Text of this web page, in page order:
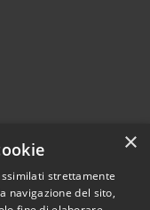
×
strettamente
navigazione del sito,